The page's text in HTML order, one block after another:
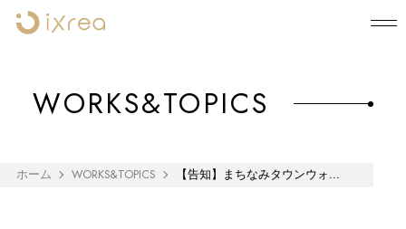
WORKS&TOPICS
ホーム WORKS&TOPICS 【告知】まちなみタウンウォ...